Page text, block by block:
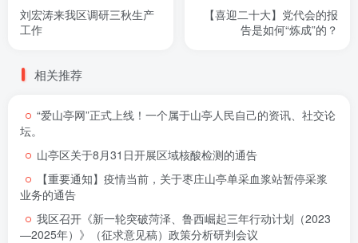
刘宏涛来我区调研三秋生产
工作
【喜迎二十大】党代会的报
告是如何“炼成”的？
相关推荐
“爱山亭网”正式上线！一个属于山亭人民自己的资讯、社交论
坛。
山亭区关于8月31日开展区域核酸检测的通告
【重要通知】疫情当前，关于枣庄山亭单采血浆站暂停采浆
业务的通告
我区召开《新一轮突破菏泽、鲁西崛起三年行动计划（2023
—2025年）》（征求意见稿）政策分析研判会议